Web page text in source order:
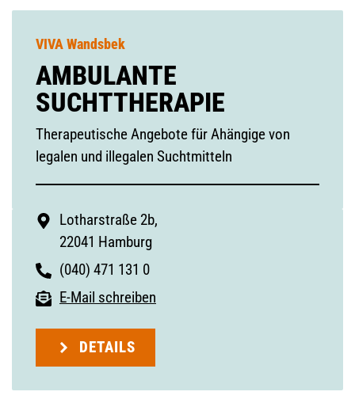
VIVA Wandsbek
AMBULANTE
SUCHTTHERAPIE
Therapeutische Angebote für Ahängige von
legalen und illegalen Suchtmitteln
Lotharstraße 2b,
22041 Hamburg
(040) 471 131 0
E-Mail schreiben
DETAILS